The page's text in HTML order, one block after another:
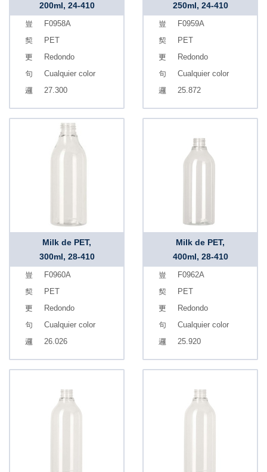
200ml, 24-410
F0958A
PET
Redondo
Cualquier color
27.300
250ml, 24-410
F0959A
PET
Redondo
Cualquier color
25.872
Milk de PET,
300ml, 28-410
F0960A
PET
Redondo
Cualquier color
26.026
Milk de PET,
400ml, 28-410
F0962A
PET
Redondo
Cualquier color
25.920